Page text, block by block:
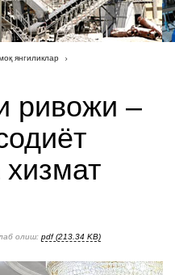
янгиликлар
ривожи –
хизмат
олиш: pdf (213.34 KB)